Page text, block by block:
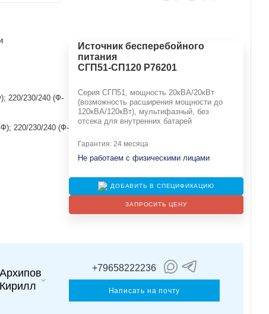
220/230/240 (Ф-
220/230/240 (Ф-
Источник бесперебойного
питания
СГП51-СП120 Р76201
Серия СГП51, мощность 20кВА/20кВт
(возможность расширения мощности до
120кВА/120кВт), мультифазный, без
отсека для внутренних батарей
Гарантия: 24 месяца
Не работаем с физическими лицами
ДОБАВИТЬ В СПЕЦИФИКАЦИЮ
ЗАПРОСИТЬ ЦЕНУ
Архипов
Кирилл
+79658222236
Написать на почту